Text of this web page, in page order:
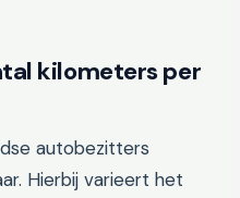
kilometers per
autobezitters
Hierbij varieert het